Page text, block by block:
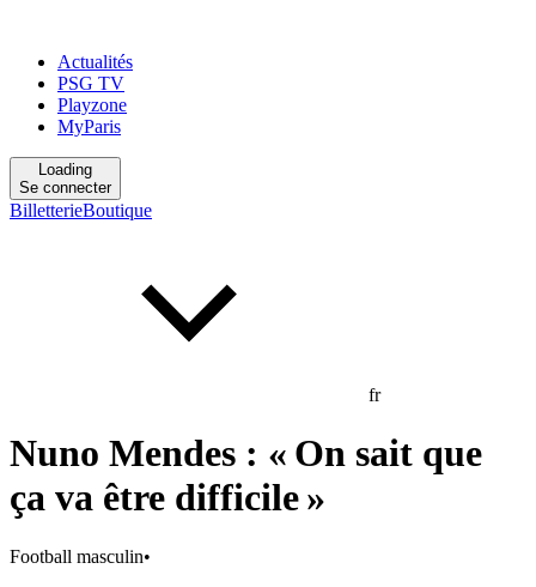
Actualités
PSG TV
Playzone
MyParis
Loading
Se connecter
BilletterieBoutique
fr
Nuno Mendes : « On sait que
ça va être difficile »
Football masculin•